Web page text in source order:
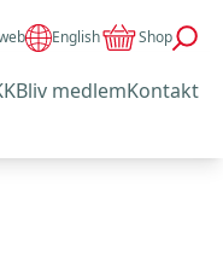
English Shop
Bliv medlemKontakt